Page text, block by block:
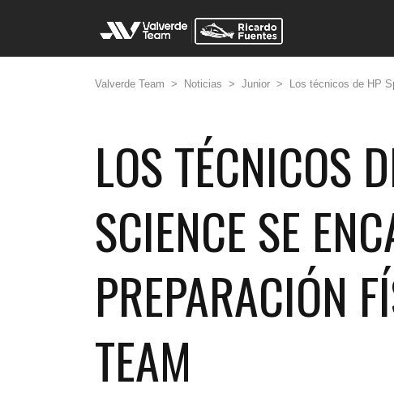
Valverde Team > Noticias > Junior > Los técnicos de HP
LOS TÉCNICOS
SCIENCE SE
PREPARACIÓN
TEAM